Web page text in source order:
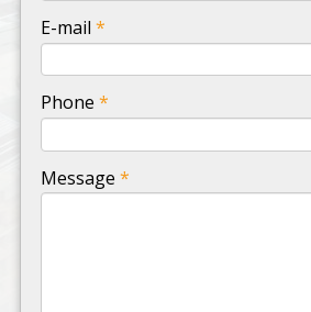
E-mail *
Phone *
Message *